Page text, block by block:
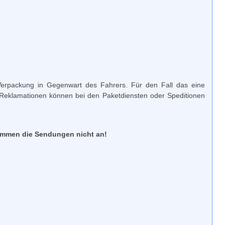
in Gegenwart des Fahrers. Für den Fall das eine
können bei den Paketdiensten oder Speditionen
die Sendungen nicht an!